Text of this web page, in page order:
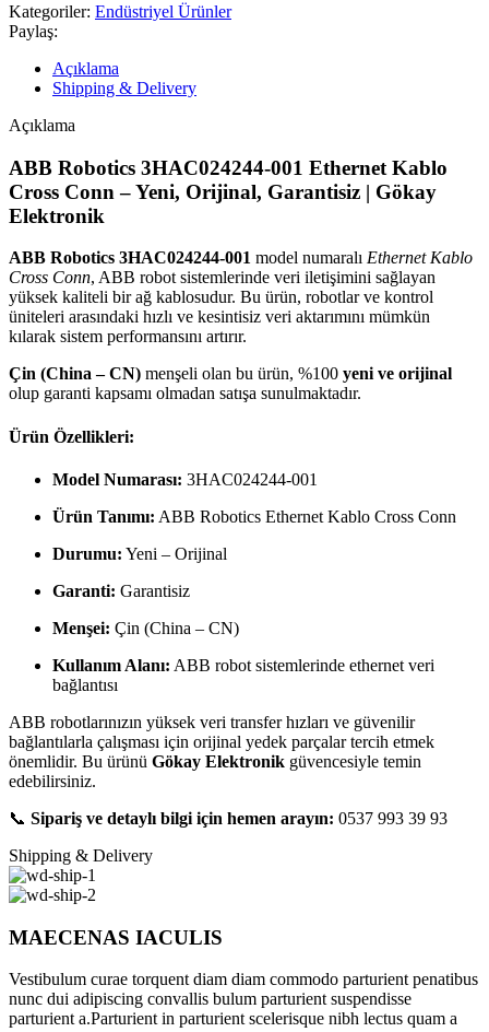
Kategoriler: Endüstriyel Ürünler
Paylaş:
Açıklama
Shipping & Delivery
Açıklama
ABB Robotics 3HAC024244-001 Ethernet Kablo
Cross Conn – Yeni, Orijinal, Garantisiz | Gökay
Elektronik
ABB Robotics 3HAC024244-001 model numaralı Ethernet Kablo
Cross Conn, ABB robot sistemlerinde veri iletişimini sağlayan
yüksek kaliteli bir ağ kablosudur. Bu ürün, robotlar ve kontrol
üniteleri arasındaki hızlı ve kesintisiz veri aktarımını mümkün
kılarak sistem performansını artırır.
Çin (China – CN) menşeli olan bu ürün, %100 yeni ve orijinal
olup garanti kapsamı olmadan satışa sunulmaktadır.
Ürün Özellikleri:
Model Numarası: 3HAC024244-001
Ürün Tanımı: ABB Robotics Ethernet Kablo Cross Conn
Durumu: Yeni – Orijinal
Garanti: Garantisiz
Menşei: Çin (China – CN)
Kullanım Alanı: ABB robot sistemlerinde ethernet veri
bağlantısı
ABB robotlarınızın yüksek veri transfer hızları ve güvenilir
bağlantılarla çalışması için orijinal yedek parçalar tercih etmek
önemlidir. Bu ürünü Gökay Elektronik güvencesiyle temin
edebilirsiniz.
📞 Sipariş ve detaylı bilgi için hemen arayın: 0537 993 39 93
Shipping & Delivery
MAECENAS IACULIS
Vestibulum curae torquent diam diam commodo parturient penatibus
nunc dui adipiscing convallis bulum parturient suspendisse
parturient a.Parturient in parturient scelerisque nibh lectus quam a